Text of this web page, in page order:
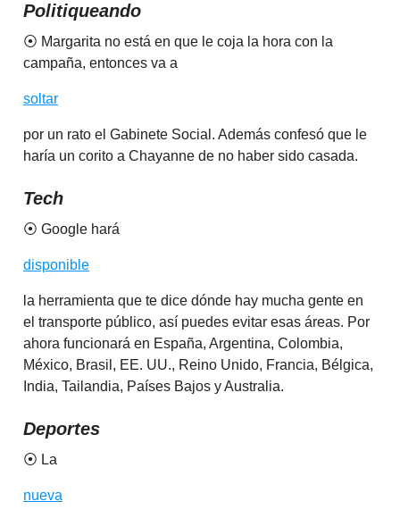
Politiqueando
⦿ Margarita no está en que le coja la hora con la
campaña, entonces va a
soltar
por un rato el Gabinete Social. Además confesó que le
haría un corito a Chayanne de no haber sido casada.
Tech
⦿ Google hará
disponible
la herramienta que te dice dónde hay mucha gente en
el transporte público, así puedes evitar esas áreas. Por
ahora funcionará en España, Argentina, Colombia,
México, Brasil, EE. UU., Reino Unido, Francia, Bélgica,
India, Tailandia, Países Bajos y Australia.
Deportes
⦿ La
nueva